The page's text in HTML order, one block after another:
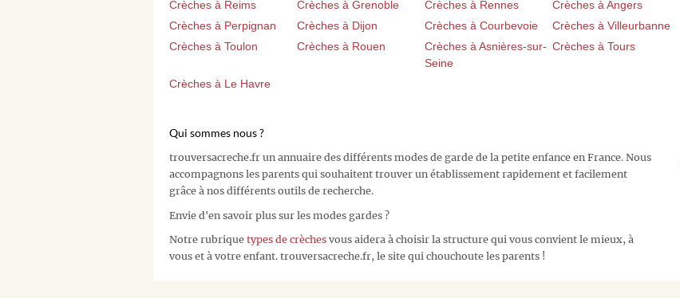
Crèches à Reims
Crèches à Grenoble Crèches à Rennes
Crèches à Angers
Crèches à Perpignan
Crèches à Dijon Crèches à Courbevoie
Crèches à Villeurbanne
Crèches à Toulon
Crèches à Rouen
Crèches à Asnières-sur-
Seine
Crèches à Tours
Crèches à Le Havre
Qui sommes nous ?
trouversacreche.fr un annuaire des différents modes de garde de la petite enfance en France. Nous
accompagnons les parents qui souhaitent trouver un établissement rapidement et facilement
grâce à nos différents outils de recherche.
Envie d'en savoir plus sur les modes gardes ?
Notre rubrique types de crèches vous aidera à choisir la structure qui vous convient le mieux, à
vous et à votre enfant. trouversacreche.fr, le site qui chouchoute les parents !